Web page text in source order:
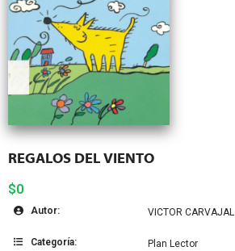
REGALOS DEL VIENTO
$0
Autor: VICTOR CARVAJAL
Categoría: Plan Lector